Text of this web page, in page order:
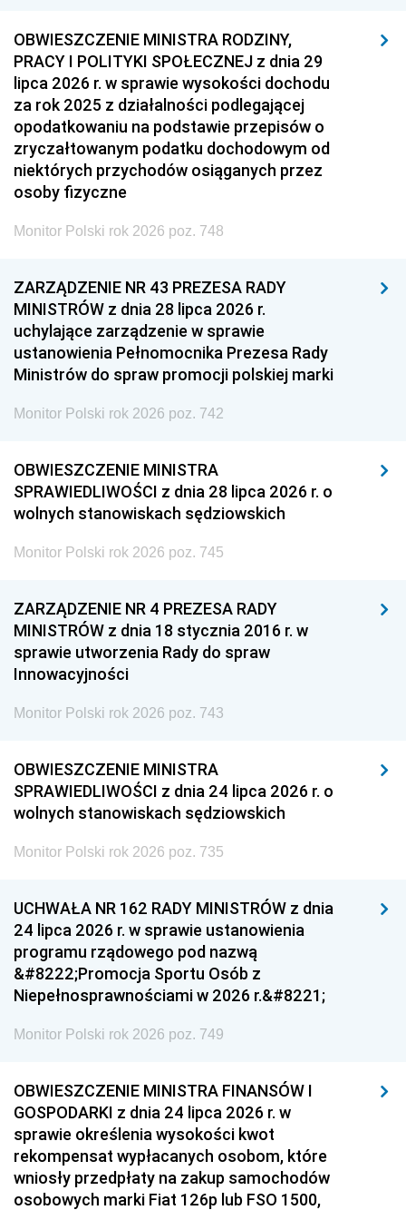
OBWIESZCZENIE MINISTRA RODZINY,
PRACY I POLITYKI SPOŁECZNEJ z dnia 29
lipca 2026 r. w sprawie wysokości dochodu
za rok 2025 z działalności podlegającej
opodatkowaniu na podstawie przepisów o
zryczałtowanym podatku dochodowym od
niektórych przychodów osiąganych przez
osoby fizyczne
Monitor Polski rok 2026 poz. 748
ZARZĄDZENIE NR 43 PREZESA RADY
MINISTRÓW z dnia 28 lipca 2026 r.
uchylające zarządzenie w sprawie
ustanowienia Pełnomocnika Prezesa Rady
Ministrów do spraw promocji polskiej marki
Monitor Polski rok 2026 poz. 742
OBWIESZCZENIE MINISTRA
SPRAWIEDLIWOŚCI z dnia 28 lipca 2026 r. o
wolnych stanowiskach sędziowskich
Monitor Polski rok 2026 poz. 745
ZARZĄDZENIE NR 4 PREZESA RADY
MINISTRÓW z dnia 18 stycznia 2016 r. w
sprawie utworzenia Rady do spraw
Innowacyjności
Monitor Polski rok 2026 poz. 743
OBWIESZCZENIE MINISTRA
SPRAWIEDLIWOŚCI z dnia 24 lipca 2026 r. o
wolnych stanowiskach sędziowskich
Monitor Polski rok 2026 poz. 735
UCHWAŁA NR 162 RADY MINISTRÓW z dnia
24 lipca 2026 r. w sprawie ustanowienia
programu rządowego pod nazwą
&#8222;Promocja Sportu Osób z
Niepełnosprawnościami w 2026 r.&#8221;
Monitor Polski rok 2026 poz. 749
OBWIESZCZENIE MINISTRA FINANSÓW I
GOSPODARKI z dnia 24 lipca 2026 r. w
sprawie określenia wysokości kwot
rekompensat wypłacanych osobom, które
wniosły przedpłaty na zakup samochodów
osobowych marki Fiat 126p lub FSO 1500,